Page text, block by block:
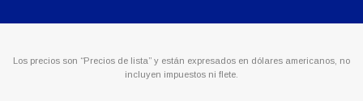
Los precios son “Precios de lista” y están expresados en dólares americanos, no
incluyen impuestos ni flete.